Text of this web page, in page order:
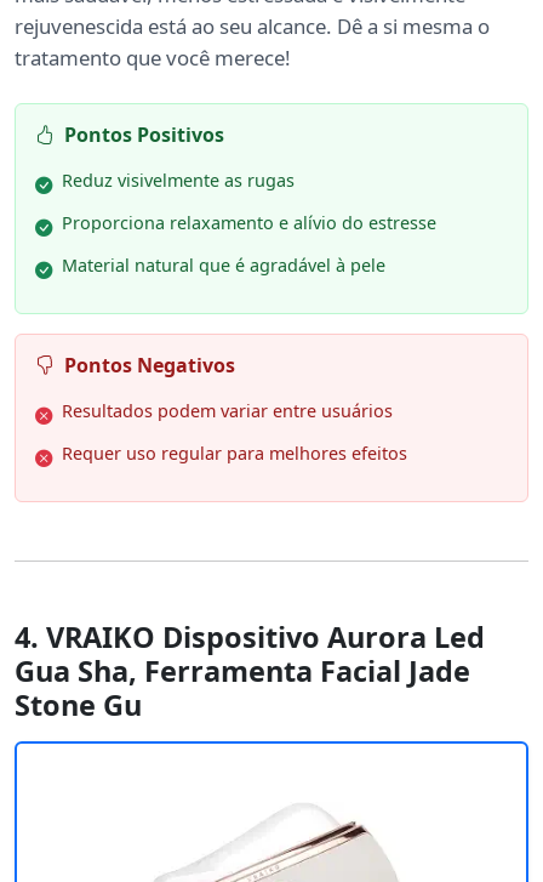
rejuvenescida está ao seu alcance. Dê a si mesma o
tratamento que você merece!
Pontos Positivos
Reduz visivelmente as rugas
Proporciona relaxamento e alívio do estresse
Material natural que é agradável à pele
Pontos Negativos
Resultados podem variar entre usuários
Requer uso regular para melhores efeitos
4. VRAIKO Dispositivo Aurora Led
Gua Sha, Ferramenta Facial Jade
Stone Gu